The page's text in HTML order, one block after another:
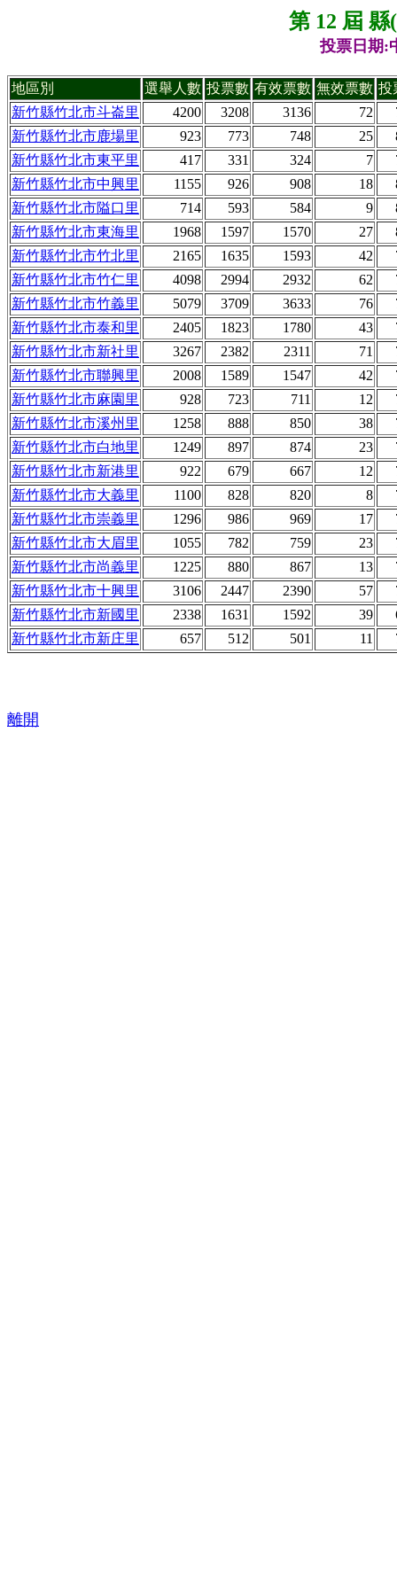
第 12 屆
投票日期:
地區別 選舉人數 投票數 有效票數 無效票數 投
新竹縣竹北市斗崙里
4200 3208 3136 72
新竹縣竹北市鹿場里
923 773 748 25
新竹縣竹北市東平里
417 331 324 7
新竹縣竹北市中興里
1155 926 908 18
新竹縣竹北市隘口里
714 593 584 9
新竹縣竹北市東海里
1968 1597 1570 27
新竹縣竹北市竹北里
2165 1635 1593 42
新竹縣竹北市竹仁里
4098 2994 2932 62
新竹縣竹北市竹義里
5079 3709 3633 76
新竹縣竹北市泰和里
2405 1823 1780 43
新竹縣竹北市新社里
3267 2382 2311 71
新竹縣竹北市聯興里
2008 1589 1547 42
新竹縣竹北市麻園里
928 723 711 12
新竹縣竹北市溪州里
1258 888 850 38
新竹縣竹北市白地里
1249 897 874 23
新竹縣竹北市新港里
922 679 667 12
新竹縣竹北市大義里
1100 828 820 8
新竹縣竹北市崇義里
1296 986 969 17
新竹縣竹北市大眉里
1055 782 759 23
新竹縣竹北市尚義里
1225 880 867 13
新竹縣竹北市十興里
3106 2447 2390 57
新竹縣竹北市新國里
2338 1631 1592 39
新竹縣竹北市新庄里
657 512 501 11
離開